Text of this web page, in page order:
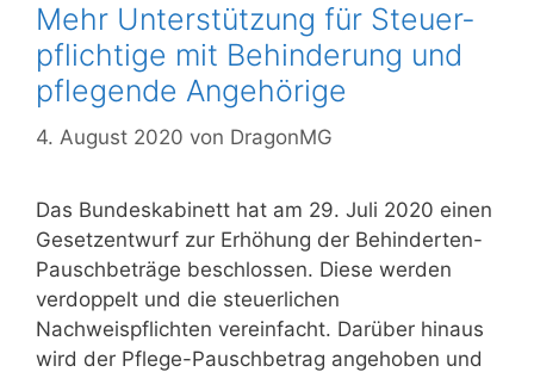
Mehr Un­ter­stüt­zung für Steu­er­
pflich­ti­ge mit Be­hin­de­rung und
pfle­gen­de An­ge­hö­ri­ge
4. August 2020 von DragonMG
Das Bundeskabinett hat am 29. Juli 2020 einen
Gesetzentwurf zur Erhöhung der Behinderten-
Pauschbeträge beschlossen. Diese werden
verdoppelt und die steuerlichen
Nachweispflichten vereinfacht. Darüber hinaus
wird der Pflege-Pauschbetrag angehoben und